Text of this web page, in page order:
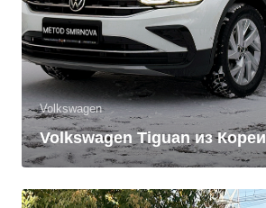
Volkswagen
Volkswagen Tiguan из Кореи